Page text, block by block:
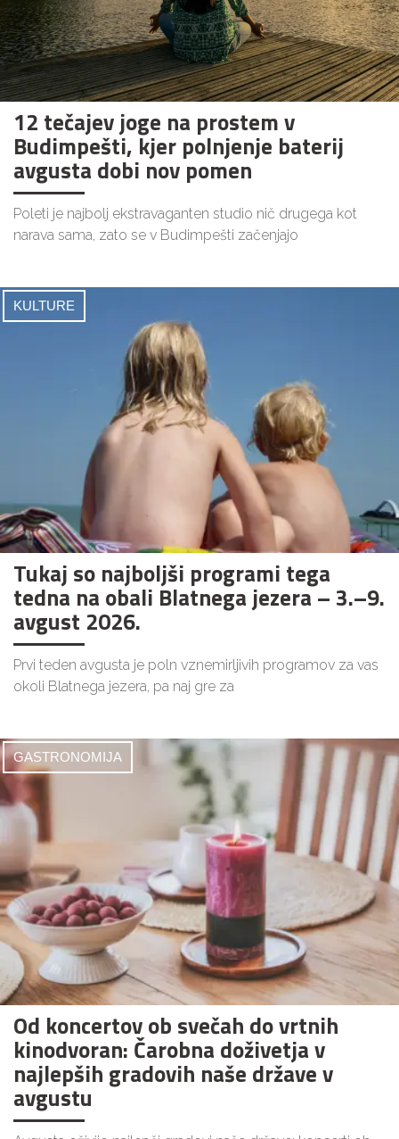
12 tečajev joge na prostem v
Budimpešti, kjer polnjenje baterij
avgusta dobi nov pomen
Poleti je najbolj ekstravaganten studio nič drugega kot
narava sama, zato se v Budimpešti začenjajo
KULTURE
Tukaj so najboljši programi tega
tedna na obali Blatnega jezera – 3.–9.
avgust 2026.
Prvi teden avgusta je poln vznemirljivih programov za vas
okoli Blatnega jezera, pa naj gre za
GASTRONOMIJA
Od koncertov ob svečah do vrtnih
kinodvoran: Čarobna doživetja v
najlepših gradovih naše države v
avgustu